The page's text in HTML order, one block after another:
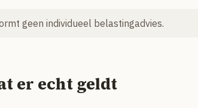
geen individueel belastingadvies.
er echt geldt